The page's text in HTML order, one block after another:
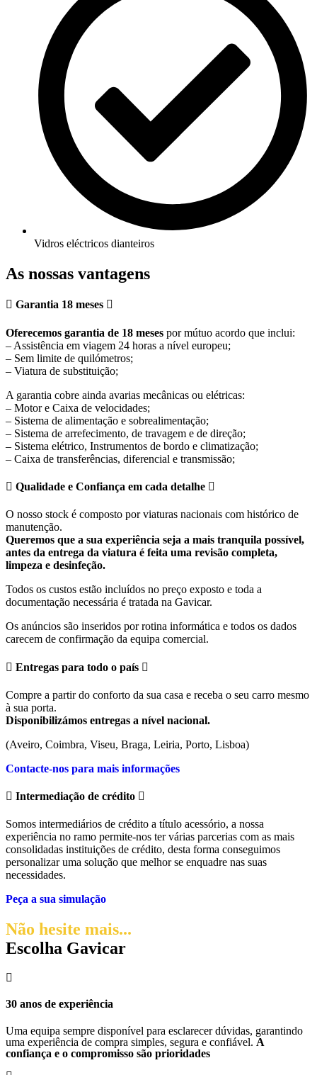
Vidros eléctricos dianteiros
As nossas vantagens
Garantia 18 meses
Oferecemos garantia de 18 meses por mútuo acordo que inclui:
– Assistência em viagem 24 horas a nível europeu;
– Sem limite de quilómetros;
– Viatura de substituição;
A garantia cobre ainda avarias mecânicas ou elétricas:
– Motor e Caixa de velocidades;
– Sistema de alimentação e sobrealimentação;
– Sistema de arrefecimento, de travagem e de direção;
– Sistema elétrico, Instrumentos de bordo e climatização;
– Caixa de transferências, diferencial e transmissão;
Qualidade e Confiança em cada detalhe
O nosso stock é composto por viaturas nacionais com histórico de
manutenção.
Queremos que a sua experiência seja a mais tranquila possível,
antes da entrega da viatura é feita uma revisão completa,
limpeza e desinfeção.
Todos os custos estão incluídos no preço exposto e toda a
documentação necessária é tratada na Gavicar.
Os anúncios são inseridos por rotina informática e todos os dados
carecem de confirmação da equipa comercial.
Entregas para todo o país
Compre a partir do conforto da sua casa e receba o seu carro mesmo
à sua porta.
Disponibilizámos entregas a nível nacional.
(Aveiro, Coimbra, Viseu, Braga, Leiria, Porto, Lisboa)
Contacte-nos para mais informações
Intermediação de crédito
Somos intermediários de crédito a título acessório, a nossa
experiência no ramo permite-nos ter várias parcerias com as mais
consolidadas instituições de crédito, desta forma conseguimos
personalizar uma solução que melhor se enquadre nas suas
necessidades.
Peça a sua simulação
Não hesite mais...
Escolha Gavicar
30 anos de experiência
Uma equipa sempre disponível para esclarecer dúvidas, garantindo
uma experiência de compra simples, segura e confiável. A
confiança e o compromisso são prioridades